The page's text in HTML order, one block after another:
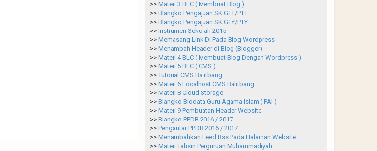
>> Materi 3 BLC ( Membuat Blog )
>> Blangko Pengajuan SK GTT/PTT
>> Blangko Pengajuan SK GTY/PTY
>> Instrumen Sekolah 2015
>> Memasang Link Di Pada Blog Wordpress
>> Menambah Header di Blog (Blogger)
>> Materi 4 BLC ( Membuat Blog Dengan Wordpress )
>> Materi 5 BLC ( CMS )
>> Tutorial CMS Balitbang
>> Materi 6 Localhost CMS Balitbang
>> Materi 8 Cloud Storage
>> Blangko Biodata Guru Agama Islam ( PAI )
>> Materi 9 Pembuatan Header Website
>> Blangko PPDB 2016 / 2017
>> Pengantar PPDB 2016 / 2017
>> Menambahkan Feed Rss Pada Halaman Website
>> Materi Tahsin Perguruan Muhammadiyah